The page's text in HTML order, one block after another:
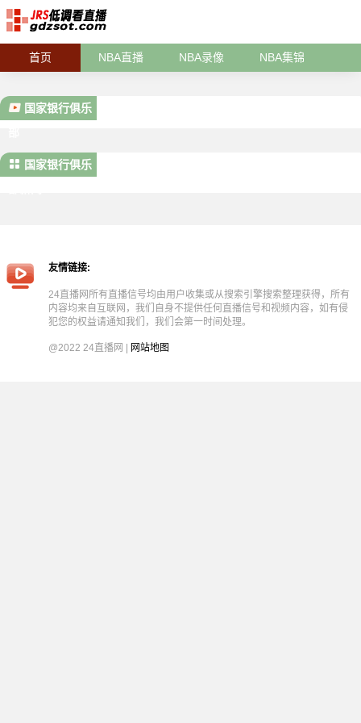
首页 NBA直播 NBA录像 NBA集锦
国家银行俱乐
国家银行俱乐
友情链接:
24直播网所有直播信号均由用户收集或从搜索引擎搜索整理获得，所有
内容均来自互联网，我们自身不提供任何直播信号和视频内容，如有侵
犯您的权益请通知我们，我们会第一时间处理。
@2022 24直播网 | 网站地图